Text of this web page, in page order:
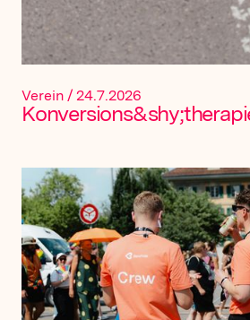
Verein / 24.7.2026